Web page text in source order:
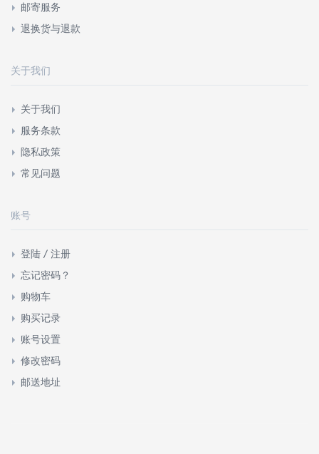
邮寄服务
退换货与退款
关于我们
关于我们
服务条款
隐私政策
常见问题
账号
登陆 / 注册
忘记密码？
购物车
购买记录
账号设置
修改密码
邮送地址